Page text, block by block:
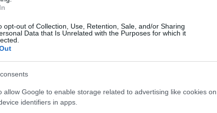
opt-out of Collection, Use, Retention, Sale, and/or Sharing
Data that Is Unrelated with the Purposes for which it
allow Google to enable storage related to advertising like cookies on
identifiers in apps.
Ahogy Rashfordnak, úgy neki sem volt értékelhető
jobban sikerültek, mint a mai.-
Alexis Sanchez
saját véleményén alapul. Ha nem értesz
egyéb esetben a hozzászólást moderálni, vagy